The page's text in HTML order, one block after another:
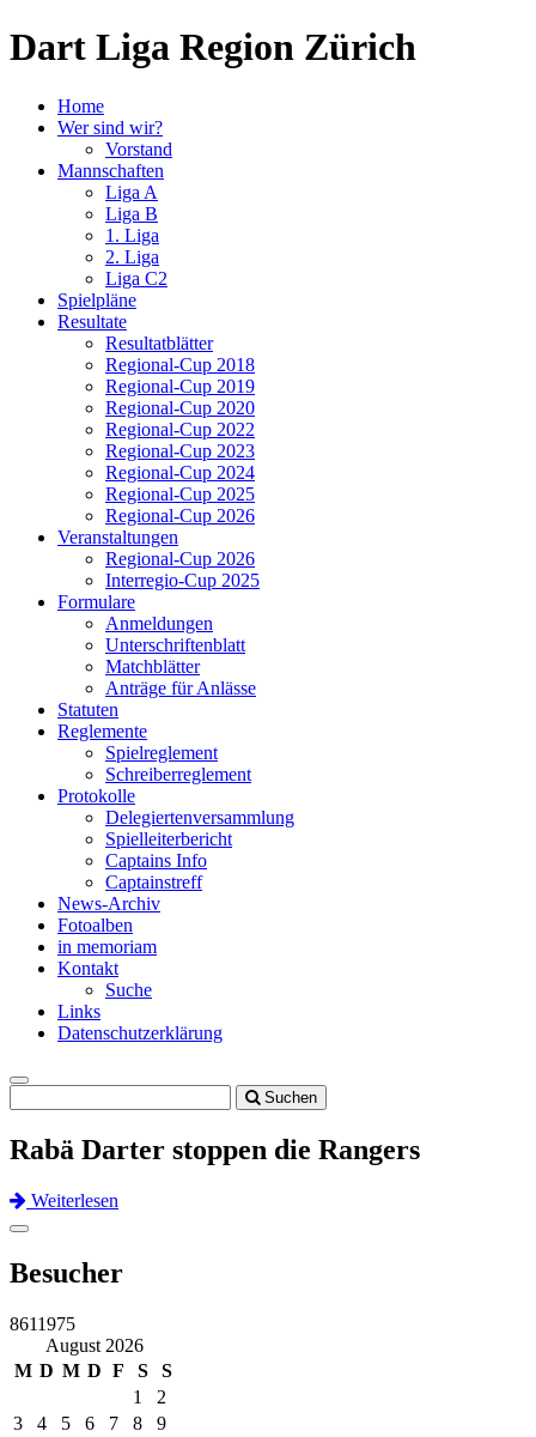
Dart Liga Region Zürich
Home
Wer sind wir?
Vorstand
Mannschaften
Liga A
Liga B
1. Liga
2. Liga
Liga C2
Spielpläne
Resultate
Resultatblätter
Regional-Cup 2018
Regional-Cup 2019
Regional-Cup 2020
Regional-Cup 2022
Regional-Cup 2023
Regional-Cup 2024
Regional-Cup 2025
Regional-Cup 2026
Veranstaltungen
Regional-Cup 2026
Interregio-Cup 2025
Formulare
Anmeldungen
Unterschriftenblatt
Matchblätter
Anträge für Anlässe
Statuten
Reglemente
Spielreglement
Schreiberreglement
Protokolle
Delegiertenversammlung
Spielleiterbericht
Captains Info
Captainstreff
News-Archiv
Fotoalben
in memoriam
Kontakt
Suche
Links
Datenschutzerklärung
Toggle
navigation
Suchen
Rabä Darter stoppen die Rangers
Weiterlesen
Previous
Next
Toggle
Besucher
8611975
August 2026
M D M D F S S
1
2
3
4 5 6 7 8
9